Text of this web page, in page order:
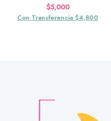
$5,000
Con Transferencia $4,800